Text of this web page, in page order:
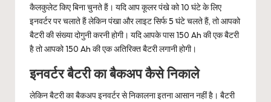
कैलकुलेट किए बिना चुनते हैं। यदि आप कूलर पंखे को 10 घंटे के लिए
इनवर्टर पर चलाते हैं लेकिन पंखा और लाइट सिर्फ 5 घंटे चलते हैं, तो आपको
बैटरी की संख्या दोगुनी करनी होगी। यदि आपके पास 150 Ah की एक बैटरी
है तो आपको 150 Ah की एक अतिरिक्त बैटरी लगानी होगी।
इनवर्टर बैटरी का बैकअप कैसे निकाले
लेकिन बैटरी का बैकअप इनवर्टर से निकालना इतना आसान नहीं है। बैटरी